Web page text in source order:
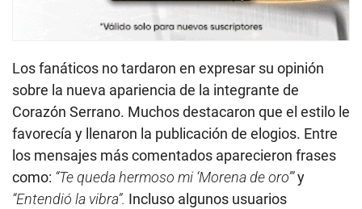
Los fanáticos no tardaron en expresar su opinión
sobre la nueva apariencia de la integrante de
Corazón Serrano. Muchos destacaron que el estilo le
favorecía y llenaron la publicación de elogios. Entre
los mensajes más comentados aparecieron frases
como: “Te queda hermoso mi ‘Morena de oro’”y
“Entendió la vibra”. Incluso algunos usuarios